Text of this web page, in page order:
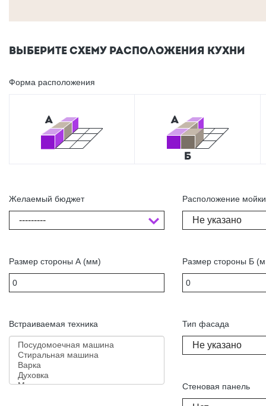
ВЫБЕРИТЕ СХЕМУ РАСПОЛОЖЕНИЯ КУХНИ
Форма расположения
Желаемый бюджет
---------
Размер стороны А (мм)
Встраиваемая техника
Расположение мойки
Не указано
Размер стороны Б
Тип фасада
Не указано
Стеновая панель